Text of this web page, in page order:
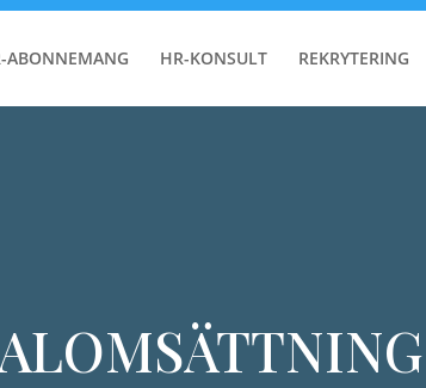
ABONNEMANG HR-KONSULT REKRYTERING